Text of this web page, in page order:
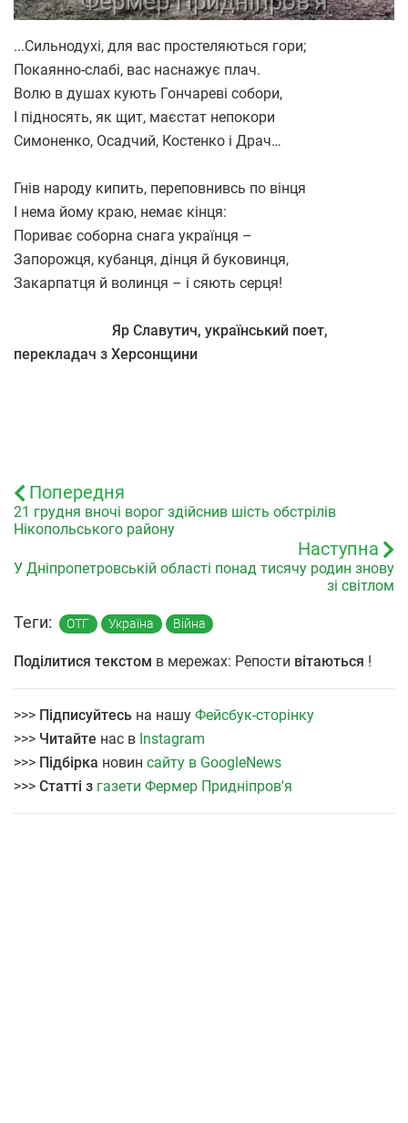
...Сильнодухі, для вас простеляються гори;
Покаянно-слабі, вас наснажує плач.
Волю в душах кують Гончареві собори,
І підносять, як щит, маєстат непокори
Симоненко, Осадчий, Костенко і Драч…
Гнів народу кипить, переповнивсь по вінця
І нема йому краю, немає кінця:
Пориває соборна снага українця –
Запорожця, кубанця, дінця й буковинця,
Закарпатця й волинця – і сяють серця!
Яр Славутич, український поет,
перекладач з Херсонщини
Попередня
21 грудня вночі ворог здійснив шість обстрілів
Нікопольського району
Наступна
У Дніпропетровській області понад тисячу родин знову
зі світлом
Теги: ОТГ Україна Війна
Поділитися текстом в мережах: Репости вітаються !
>>> Підписуйтесь на нашу Фейсбук-сторінку
>>> Читайте нас в Instagram
>>> Підбірка новин сайту в GoogleNews
>>> Статті з газети Фермер Придніпров'я